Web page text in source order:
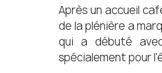
Après un accueil
de la plénière a
qui a débuté
spécialement pour